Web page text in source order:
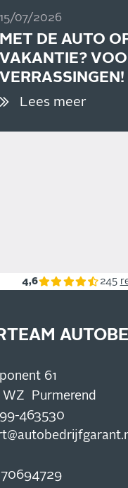
15/07/2026
MET DE AUTO
VAKANTIE?
VERRASSINGEN!
Lees meer
4,6 245
61
WZ Purmerend
463530
70694729